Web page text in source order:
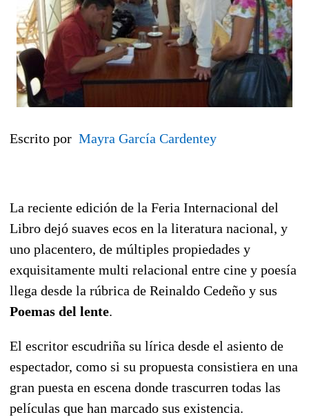
Escrito por Mayra García Cardentey
La reciente edición de la Feria Internacional del
Libro dejó suaves ecos en la literatura nacional, y
uno placentero, de múltiples propiedades y
exquisitamente multi relacional entre cine y poesía
llega desde la rúbrica de Reinaldo Cedeño y sus
Poemas del lente.
El escritor escudriña su lírica desde el asiento de
espectador, como si su propuesta consistiera en una
gran puesta en escena donde trascurren todas las
películas que han marcado sus existencia.